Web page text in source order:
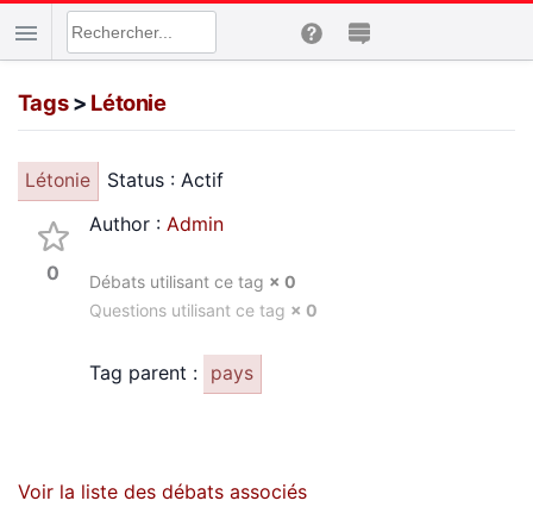
Tags> Létonie
Létonie Status : Actif
0
Author : Admin
Débats utilisant ce tag × 0
Questions utilisant ce tag × 0
Tag parent : pays
Voir la liste des débats associés